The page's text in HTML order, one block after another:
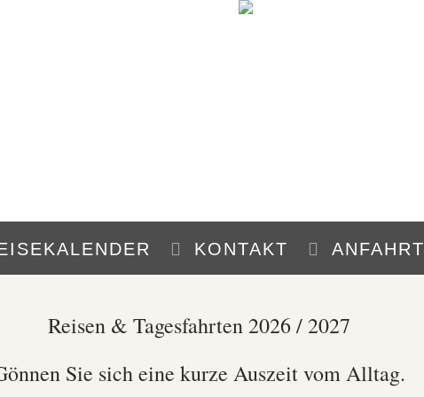
KONTAKT ANFAHRT
Reisen & Tagesfahrten 2026 / 2027
Sie sich eine kurze Auszeit vom Alltag.